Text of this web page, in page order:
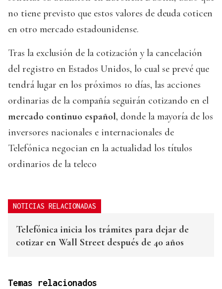
no tiene previsto que estos valores de deuda coticen
en otro mercado estadounidense.
Tras la exclusión de la cotización y la cancelación
del registro en Estados Unidos, lo cual se prevé que
tendrá lugar en los próximos 10 días, las acciones
ordinarias de la compañía seguirán cotizando en el
mercado continuo español, donde la mayoría de los
inversores nacionales e internacionales de
Telefónica negocian en la actualidad los títulos
ordinarios de la teleco
NOTICIAS RELACIONADAS
Telefónica inicia los trámites para dejar de
cotizar en Wall Street después de 40 años
Temas relacionados